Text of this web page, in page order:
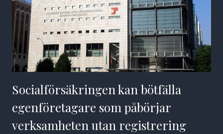
Socialförsäkringen kan bötfälla
egenföretagare som påbörjar
verksamheten utan registrering